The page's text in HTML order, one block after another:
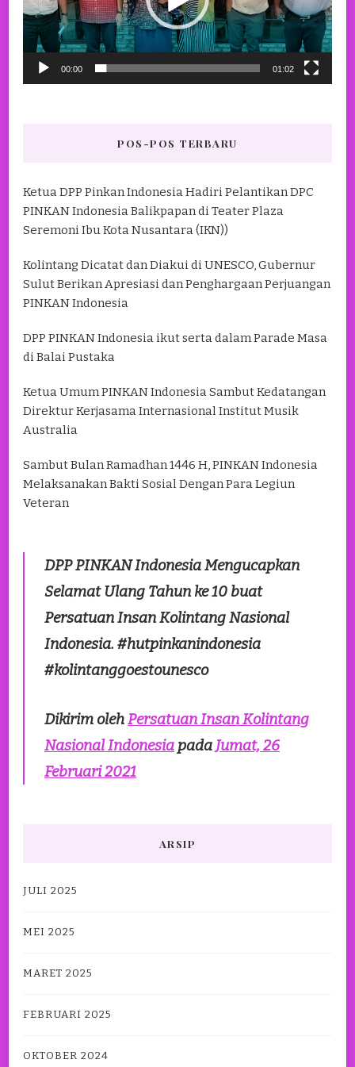
00:00 01:02
POS-POS TERBARU
Ketua DPP Pinkan Indonesia Hadiri Pelantikan DPC
PINKAN Indonesia Balikpapan di Teater Plaza
Seremoni Ibu Kota Nusantara (IKN))
Kolintang Dicatat dan Diakui di UNESCO, Gubernur
Sulut Berikan Apresiasi dan Penghargaan Perjuangan
PINKAN Indonesia
DPP PINKAN Indonesia ikut serta dalam Parade Masa
di Balai Pustaka
Ketua Umum PINKAN Indonesia Sambut Kedatangan
Direktur Kerjasama Internasional Institut Musik
Australia
Sambut Bulan Ramadhan 1446 H, PINKAN Indonesia
Melaksanakan Bakti Sosial Dengan Para Legiun
Veteran
DPP PINKAN Indonesia Mengucapkan
Selamat Ulang Tahun ke 10 buat
Persatuan Insan Kolintang Nasional
Indonesia. #hutpinkanindonesia
#kolintanggoestounesco
Dikirim olehPersatuan Insan Kolintang
Nasional Indonesiapada Jumat, 26
Februari 2021
ARSIP
JULI 2025
MEI 2025
MARET 2025
FEBRUARI 2025
OKTOBER 2024